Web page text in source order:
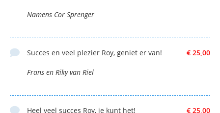
Namens Cor Sprenger
€ 25,00
Succes en veel plezier Roy, geniet er van!
Frans en Riky van Riel
€ 25,00
Heel veel succes Roy, je kunt het!